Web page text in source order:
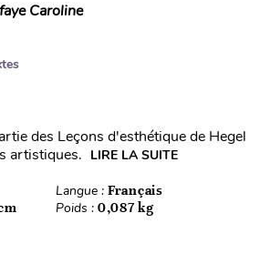
Caroline
des Leçons d'esthétique de Hegel
artistiques. LIRE LA SUITE
Langue : Français
Poids : 0,087 kg